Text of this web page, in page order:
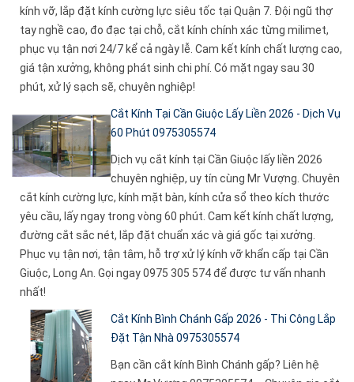
kính vỡ, lắp đặt kính cường lực siêu tốc tại Quận 7. Đội ngũ thợ
tay nghề cao, đo đạc tại chỗ, cắt kính chính xác từng milimet,
phục vụ tận nơi 24/7 kể cả ngày lễ. Cam kết kính chất lượng cao,
giá tận xưởng, không phát sinh chi phí. Có mặt ngay sau 30
phút, xử lý sạch sẽ, chuyên nghiệp!
Cắt Kính Tại Cần Giuộc Lấy Liền 2026 - Dịch Vụ
60 Phút 0975305574
Dịch vụ cắt kính tại Cần Giuộc lấy liền 2026
chuyên nghiệp, uy tín cùng Mr Vượng. Chuyên
cắt kính cường lực, kính mặt bàn, kính cửa sổ theo kích thước
yêu cầu, lấy ngay trong vòng 60 phút. Cam kết kính chất lượng,
đường cắt sắc nét, lắp đặt chuẩn xác và giá gốc tại xưởng.
Phục vụ tận nơi, tận tâm, hỗ trợ xử lý kính vỡ khẩn cấp tại Cần
Giuộc, Long An. Gọi ngay 0975 305 574 để được tư vấn nhanh
nhất!
Cắt Kính Bình Chánh Gấp 2026 - Thi Công Lắp
Đặt Tận Nhà 0975305574
Bạn cần cắt kính Bình Chánh gấp? Liên hệ